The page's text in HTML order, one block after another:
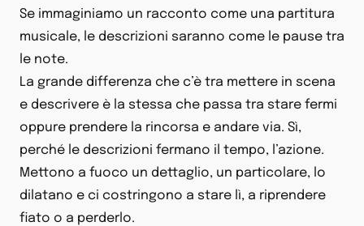
Se immaginiamo un racconto come una partitura
musicale, le descrizioni saranno come le pause tra
le note.
La grande differenza che c’è tra mettere in scena
e descrivere è la stessa che passa tra stare fermi
oppure prendere la rincorsa e andare via. Sì,
perché le descrizioni fermano il tempo, l’azione.
Mettono a fuoco un dettaglio, un particolare, lo
dilatano e ci costringono a stare lì, a riprendere
fiato o a perderlo.